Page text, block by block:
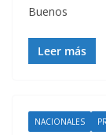
Buenos
Leer más
NACIONALES